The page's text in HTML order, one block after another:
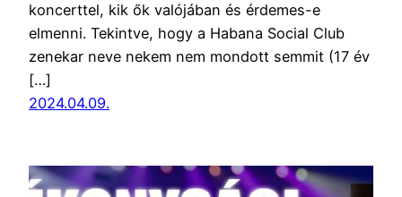
koncerttel, kik ők valójában és érdemes-e
elmenni. Tekintve, hogy a Habana Social Club
zenekar neve nekem nem mondott semmit (17 év
[…]
2024.04.09.